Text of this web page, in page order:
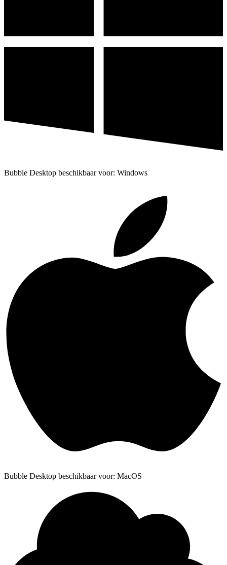
Bubble Desktop beschikbaar voor: Windows
Bubble Desktop beschikbaar voor: MacOS